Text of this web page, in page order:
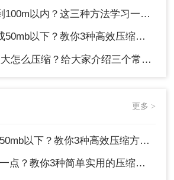
式的压缩。
大的PPT文件，可能需要较长的
线PPT压缩网址：
pptcompress/
以内？这三种方法学习一下！
以下？教你3种高效压缩方法！
么压缩？给大家介绍三个常用办法！
更多 >
以下？教你3种高效压缩方法！
？教你3种简单实用的压缩方法!